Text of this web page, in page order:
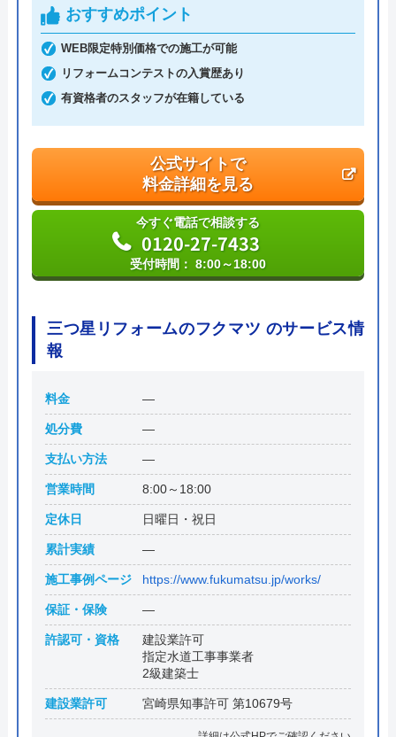
おすすめポイント
WEB限定特別価格での施工が可能
リフォームコンテストの入賞歴あり
有資格者のスタッフが在籍している
公式サイトで
料金詳細を見る
今すぐ電話で相談する
0120-27-7433
受付時間： 8:00～18:00
三つ星リフォームのフクマツ のサービス情
報
料金 ―
処分費 ―
支払い方法 ―
営業時間 8:00～18:00
定休日 日曜日・祝日
累計実績 ―
施工事例ページ https://www.fukumatsu.jp/works/
保証・保険 ―
許認可・資格
建設業許可
指定水道工事事業者
2級建築士
建設業許可 宮崎県知事許可 第10679号